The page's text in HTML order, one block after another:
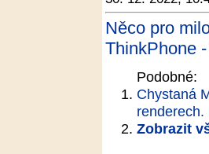
Něco pro
ThinkPhone
Podobné:
Chystaná
renderech.
Zobrazit